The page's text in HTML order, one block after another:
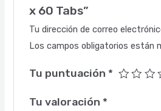
x 60 Tabs”
Tu dirección de correo
Los campos obligatorios están
Tu puntuación *
Tu valoración *